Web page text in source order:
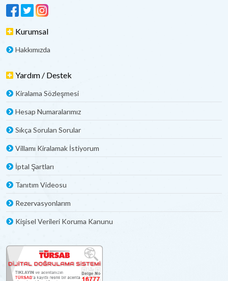
Kurumsal
Hakkımızda
Yardım / Destek
Kiralama Sözleşmesi
Hesap Numaralarımız
Sıkça Sorulan Sorular
Villamı Kiralamak İstiyorum
İptal Şartları
Tanıtım Videosu
Rezervasyonlarım
Kişisel Verileri Koruma Kanunu